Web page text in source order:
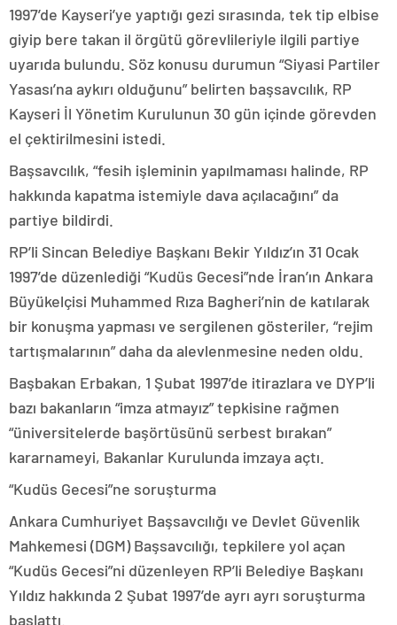
1997’de Kayseri’ye yaptığı gezi sırasında, tek tip elbise
giyip bere takan il örgütü görevlileriyle ilgili partiye
uyarıda bulundu. Söz konusu durumun “Siyasi Partiler
Yasası’na aykırı olduğunu” belirten başsavcılık, RP
Kayseri İl Yönetim Kurulunun 30 gün içinde görevden
el çektirilmesini istedi.
Başsavcılık, “fesih işleminin yapılmaması halinde, RP
hakkında kapatma istemiyle dava açılacağını” da
partiye bildirdi.
RP’li Sincan Belediye Başkanı Bekir Yıldız’ın 31 Ocak
1997’de düzenlediği “Kudüs Gecesi”nde İran’ın Ankara
Büyükelçisi Muhammed Rıza Bagheri’nin de katılarak
bir konuşma yapması ve sergilenen gösteriler, “rejim
tartışmalarının” daha da alevlenmesine neden oldu.
Başbakan Erbakan, 1 Şubat 1997’de itirazlara ve DYP’li
bazı bakanların “imza atmayız” tepkisine rağmen
“üniversitelerde başörtüsünü serbest bırakan”
kararnameyi, Bakanlar Kurulunda imzaya açtı.
“Kudüs Gecesi”ne soruşturma
Ankara Cumhuriyet Başsavcılığı ve Devlet Güvenlik
Mahkemesi (DGM) Başsavcılığı, tepkilere yol açan
“Kudüs Gecesi”ni düzenleyen RP’li Belediye Başkanı
Yıldız hakkında 2 Şubat 1997’de ayrı ayrı soruşturma
başlattı.